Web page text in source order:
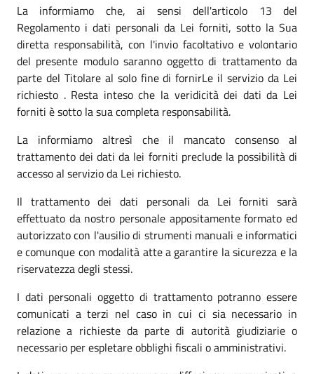
La informiamo che, ai sensi dell'articolo 13 del
Regolamento i dati personali da Lei forniti, sotto la Sua
diretta responsabilità, con l'invio facoltativo e volontario
del presente modulo saranno oggetto di trattamento da
parte del Titolare al solo fine di fornirLe il servizio da Lei
richiesto . Resta inteso che la veridicità dei dati da Lei
forniti è sotto la sua completa responsabilità.
La informiamo altresì che il mancato consenso al
trattamento dei dati da lei forniti preclude la possibilità di
accesso al servizio da Lei richiesto.
Il trattamento dei dati personali da Lei forniti sarà
effettuato da nostro personale appositamente formato ed
autorizzato con l'ausilio di strumenti manuali e informatici
e comunque con modalità atte a garantire la sicurezza e la
riservatezza degli stessi.
I dati personali oggetto di trattamento potranno essere
comunicati a terzi nel caso in cui ci sia necessario in
relazione a richieste da parte di autorità giudiziarie o
necessario per espletare obblighi fiscali o amministrativi.